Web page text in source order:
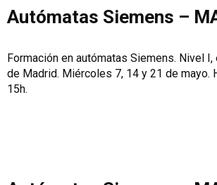
Autómatas Siemens –
Formación en autómatas Siemens. Nivel
de Madrid. Miércoles 7, 14 y 21 de mayo.
15h.